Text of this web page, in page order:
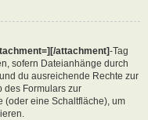
attachment]-Tag
sofern Dateianhänge durch
du ausreichende Rechte zur
des Formulars zur
(oder eine Schaltfläche), um